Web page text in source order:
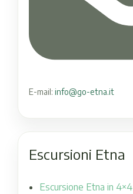
E-mail: info@go-etna.it
Escursioni Etna
Escursione Etna in 4×4